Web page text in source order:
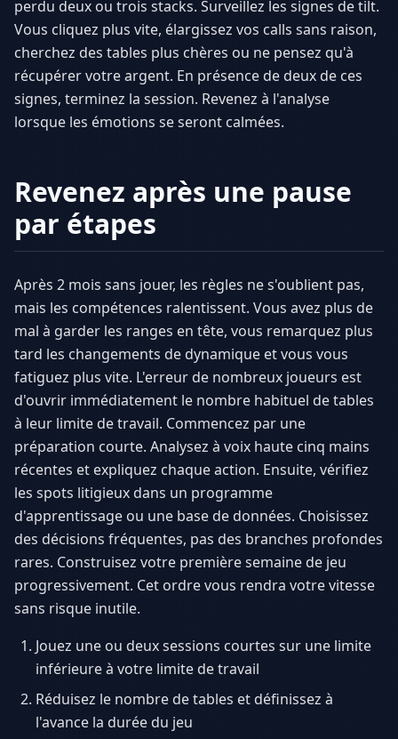
perdu deux ou trois stacks. Surveillez les signes de tilt.
Vous cliquez plus vite, élargissez vos calls sans raison,
cherchez des tables plus chères ou ne pensez qu'à
récupérer votre argent. En présence de deux de ces
signes, terminez la session. Revenez à l'analyse
lorsque les émotions se seront calmées.
Revenez après une pause
par étapes
Après 2 mois sans jouer, les règles ne s'oublient pas,
mais les compétences ralentissent. Vous avez plus de
mal à garder les ranges en tête, vous remarquez plus
tard les changements de dynamique et vous vous
fatiguez plus vite. L'erreur de nombreux joueurs est
d'ouvrir immédiatement le nombre habituel de tables
à leur limite de travail. Commencez par une
préparation courte. Analysez à voix haute cinq mains
récentes et expliquez chaque action. Ensuite, vérifiez
les spots litigieux dans un programme
d'apprentissage ou une base de données. Choisissez
des décisions fréquentes, pas des branches profondes
rares. Construisez votre première semaine de jeu
progressivement. Cet ordre vous rendra votre vitesse
sans risque inutile.
Jouez une ou deux sessions courtes sur une limite
inférieure à votre limite de travail
Réduisez le nombre de tables et définissez à
l'avance la durée du jeu